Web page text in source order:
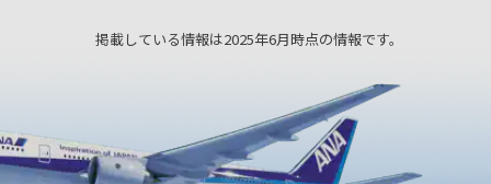
掲載している情報は2025年6月時点の情報です。